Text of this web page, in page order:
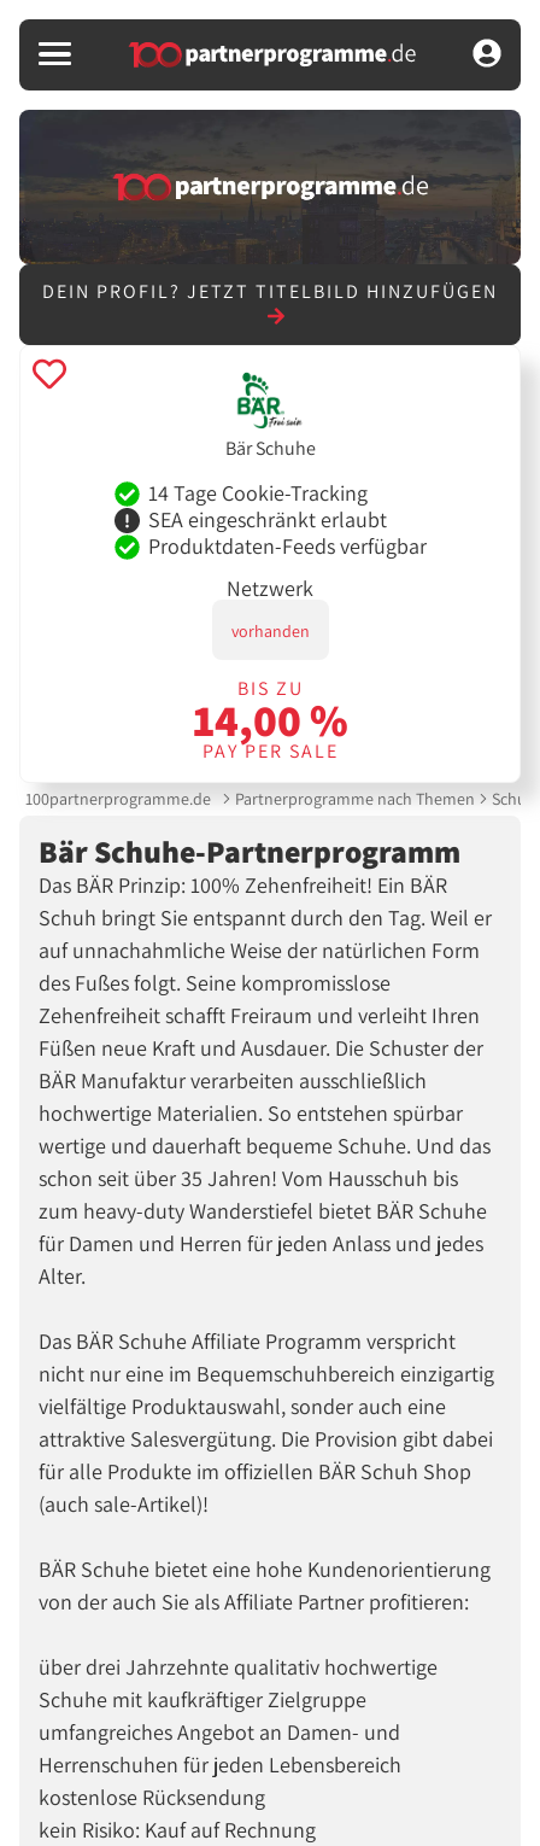
DEIN PROFIL? JETZT TITELBILD HINZUFÜGEN
Bär Schuhe
14 Tage Cookie-Tracking
SEA eingeschränkt erlaubt
Produktdaten-Feeds verfügbar
Netzwerk
vorhanden
BIS ZU
14,00 %
PAY PER SALE
100partnerprogramme.de Partnerprogramme nach Themen
Bär Schuhe-Partnerprogramm
Das BÄR Prinzip: 100% Zehenfreiheit! Ein BÄR
Schuh bringt Sie entspannt durch den Tag. Weil er
auf unnachahmliche Weise der natürlichen Form
des Fußes folgt. Seine kompromisslose
Zehenfreiheit schafft Freiraum und verleiht Ihren
Füßen neue Kraft und Ausdauer. Die Schuster der
BÄR Manufaktur verarbeiten ausschließlich
hochwertige Materialien. So entstehen spürbar
wertige und dauerhaft bequeme Schuhe. Und das
schon seit über 35 Jahren! Vom Hausschuh bis
zum heavy-duty Wanderstiefel bietet BÄR Schuhe
für Damen und Herren für jeden Anlass und jedes
Alter.
Das BÄR Schuhe Affiliate Programm verspricht
nicht nur eine im Bequemschuhbereich einzigartig
vielfältige Produktauswahl, sonder auch eine
attraktive Salesvergütung. Die Provision gibt dabei
für alle Produkte im offiziellen BÄR Schuh Shop
(auch sale-Artikel)!
BÄR Schuhe bietet eine hohe Kundenorientierung
von der auch Sie als Affiliate Partner profitieren:
über drei Jahrzehnte qualitativ hochwertige
Schuhe mit kaufkräftiger Zielgruppe
umfangreiches Angebot an Damen- und
Herrenschuhen für jeden Lebensbereich
kostenlose Rücksendung
kein Risiko: Kauf auf Rechnung